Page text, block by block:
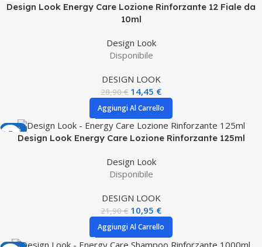
Design Look Energy Care Lozione Rinforzante 12 Fiale da
10ml
Design Look
Disponibile
DESIGN LOOK
28,90€ 14,45 €
Aggiungi Al Carrello
-50%
Design Look Energy Care Lozione Rinforzante 125ml
Design Look
Disponibile
DESIGN LOOK
21,90€ 10,95 €
Aggiungi Al Carrello